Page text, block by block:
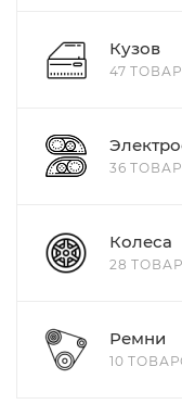
Кузов
47
36
Колеса
28
Ремни
10